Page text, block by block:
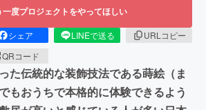
一度プロジェクトをやってほしい
シェア LINEで送る
URLコピー
QRコード
た伝統的な装飾技法である蒔絵（ま
もおうちで本格的に体験できるよう